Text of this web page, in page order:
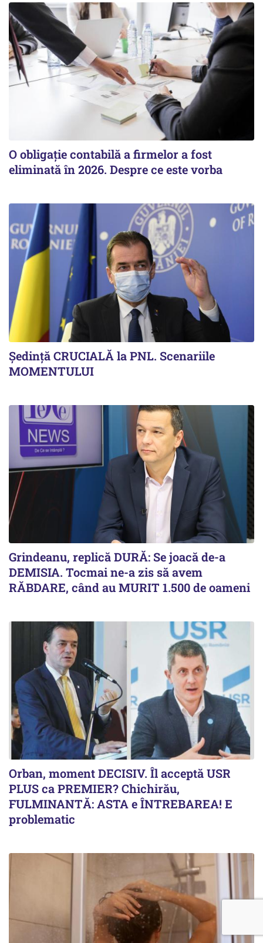
O obligație contabilă a firmelor a fost
eliminată în 2026. Despre ce este vorba
Ședință CRUCIALĂ la PNL. Scenariile
MOMENTULUI
Grindeanu, replică DURĂ: Se joacă de-a
DEMISIA. Tocmai ne-a zis să avem
RĂBDARE, când au MURIT 1.500 de oameni
Orban, moment DECISIV. Îl acceptă USR
PLUS ca PREMIER? Chichirău,
FULMINANTĂ: ASTA e ÎNTREBAREA! E
problematic